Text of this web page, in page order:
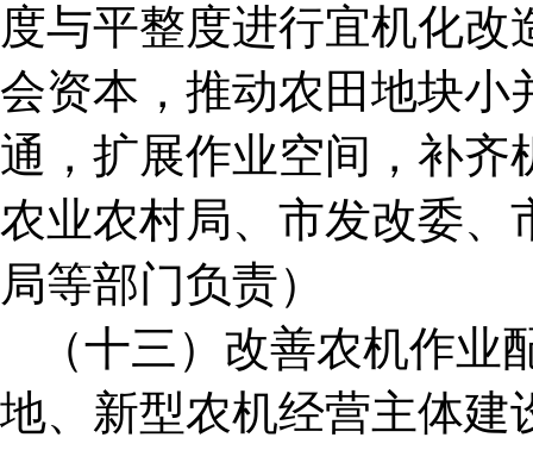
度与平整度进行宜机化
会资本，推动农田地块小
通，扩展作业空间，补齐
农业农村局、市发改委、
局等部门负责）
（十三）改善农机作
地、新型农机经营主体建